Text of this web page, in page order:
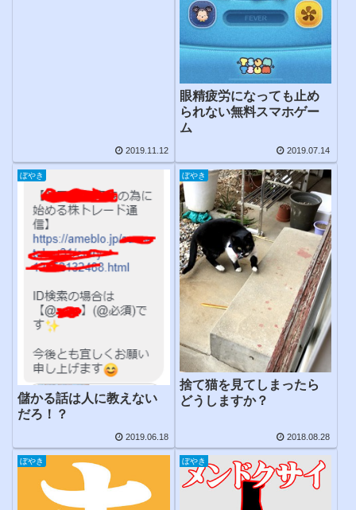
2019.11.12
眼精疲労になっても止め
られない無料スマホゲー
ム
2019.07.14
ぼやき
儲かる話は人に教えない
だろ！？
2019.06.18
ぼやき
捨て猫を見てしまったら
どうしますか？
2018.08.28
ぼやき ぼやき